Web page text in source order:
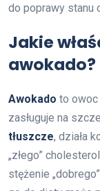
do poprawy stanu
Jakie
awokado?
Awokado to owoc
zasługuje na
tłuszcze, działa
„złego”
stężenie